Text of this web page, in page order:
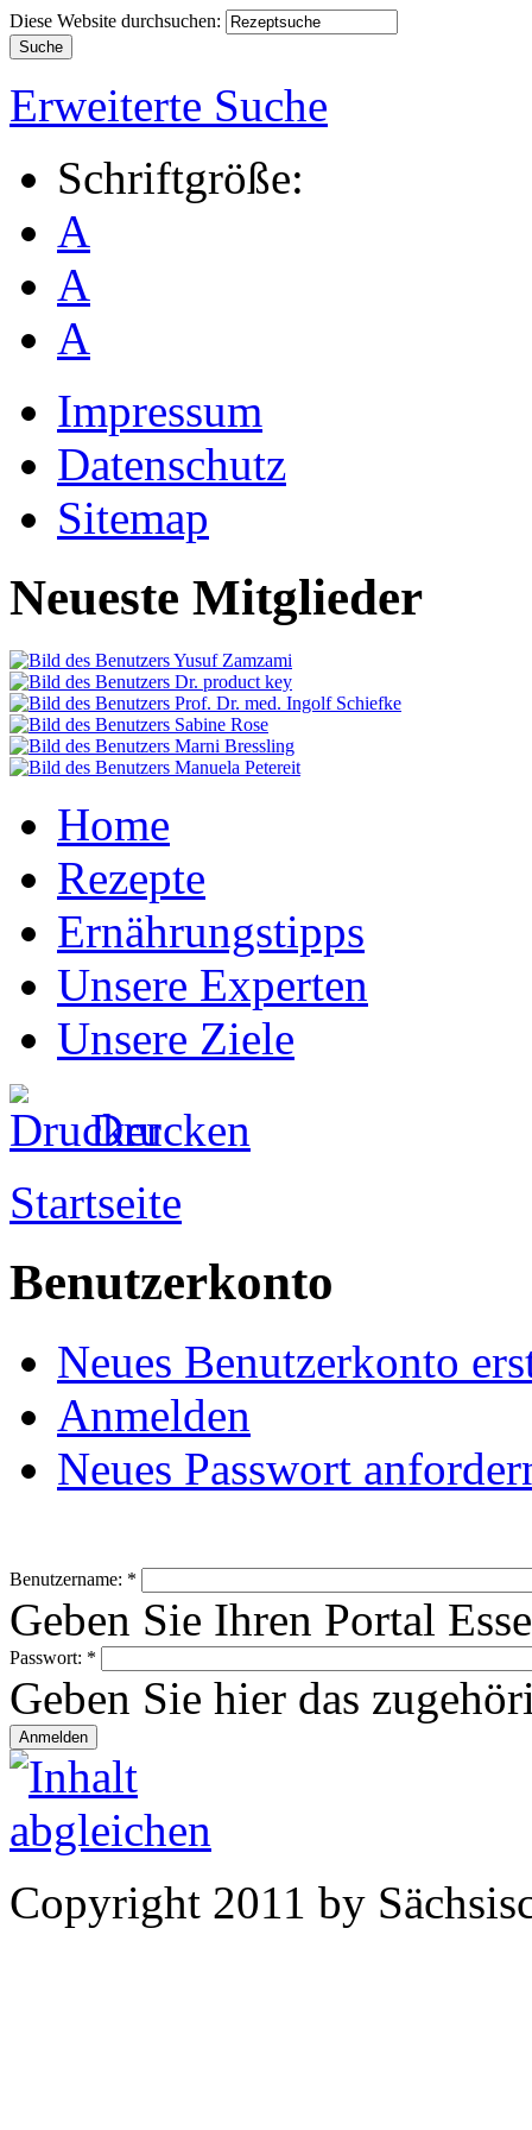
Diese Website durchsuchen:
Erweiterte Suche
Schriftgröße:
A
A
A
Impressum
Datenschutz
Sitemap
Neueste Mitglieder
Home
Rezepte
Ernährungstipps
Unsere Experten
Unsere Ziele
Drucken
Startseite
Benutzerkonto
Neues Benutzerkonto
Anmelden
Neues Passwort
Benutzername: *
Geben Sie Ihren Portal
Passwort: *
Geben Sie hier das
Copyright 2011 by